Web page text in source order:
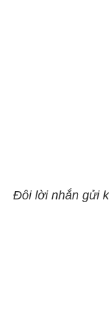
Đôi lời nhắn gửi